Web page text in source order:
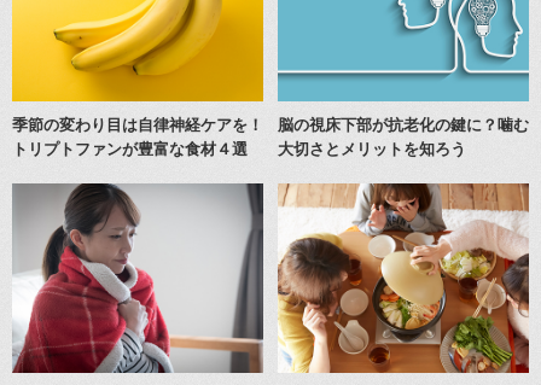
季節の変わり目は自律神経ケアを！
トリプトファンが豊富な食材４選
脳の視床下部が抗老化の鍵に？噛む
大切さとメリットを知ろう